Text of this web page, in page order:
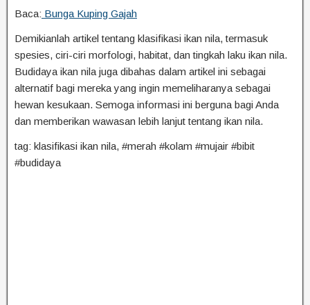
Baca: Bunga Kuping Gajah
Demikianlah artikel tentang klasifikasi ikan nila, termasuk
spesies, ciri-ciri morfologi, habitat, dan tingkah laku ikan nila.
Budidaya ikan nila juga dibahas dalam artikel ini sebagai
alternatif bagi mereka yang ingin memeliharanya sebagai
hewan kesukaan. Semoga informasi ini berguna bagi Anda
dan memberikan wawasan lebih lanjut tentang ikan nila.
tag: klasifikasi ikan nila, #merah #kolam #mujair #bibit
#budidaya